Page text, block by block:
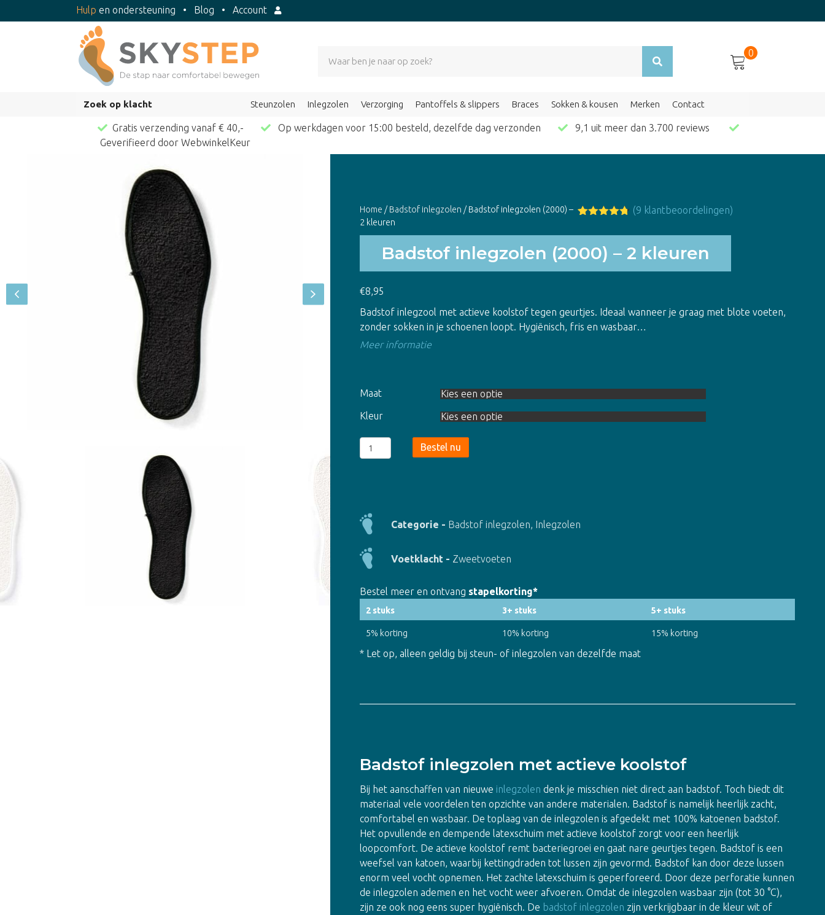
Hulp en ondersteuning • Blog •Account
0
Zoek op klacht Steunzolen Inlegzolen Verzorging Pantoffels & slippers Braces Sokken & kousen Merken Contact
Gratis verzending vanaf € 40,- Op werkdagen voor 15:00 besteld, dezelfde dag verzonden
9,1 uit meer dan 3.700 reviews
Geverifieerd door WebwinkelKeur
Home / Badstof inlegzolen / Badstof inlegzolen (2000) –
2 kleuren
d4.67op
gebaseerd
klant
waarderinge
(9 klantbeoordelingen)
Badstof inlegzolen (2000) – 2 kleuren
€8,95
Badstof inlegzool met actieve koolstof tegen geurtjes. Ideaal wanneer je graag met blote voeten,
zonder sokken in je schoenen loopt. Hygiënisch, fris en wasbaar…
Meer informatie
Maat
Kleur
Badstof
inlegzolen
kleuren
aantal
Bestel nu
Categorie - Badstof inlegzolen, Inlegzolen
Voetklacht - Zweetvoeten
Bestel meer en ontvang stapelkorting*
2 stuks 3+ stuks 5+ stuks
5% korting 10% korting 15% korting
* Let op, alleen geldig bij steun- of inlegzolen van dezelfde maat
Badstof inlegzolen met actieve koolstof
Bij het aanschaffen van nieuwe inlegzolen denk je misschien niet direct aan badstof. Toch biedt dit
materiaal vele voordelen ten opzichte van andere materialen. Badstof is namelijk heerlijk zacht,
comfortabel en wasbaar. De toplaag van de inlegzolen is afgedekt met 100% katoenen badstof.
Het opvullende en dempende latexschuim met actieve koolstof zorgt voor een heerlijk
loopcomfort. De actieve koolstof remt bacteriegroei en gaat nare geurtjes tegen. Badstof is een
weefsel van katoen, waarbij kettingdraden tot lussen zijn gevormd. Badstof kan door deze lussen
enorm veel vocht opnemen. Het zachte latexschuim is geperforeerd. Door deze perforatie kunnen
de inlegzolen ademen en het vocht weer afvoeren. Omdat de inlegzolen wasbaar zijn (tot 30 °C),
zijn ze ook nog eens super hygiënisch. De badstof inlegzolen zijn verkrijgbaar in de kleur wit of